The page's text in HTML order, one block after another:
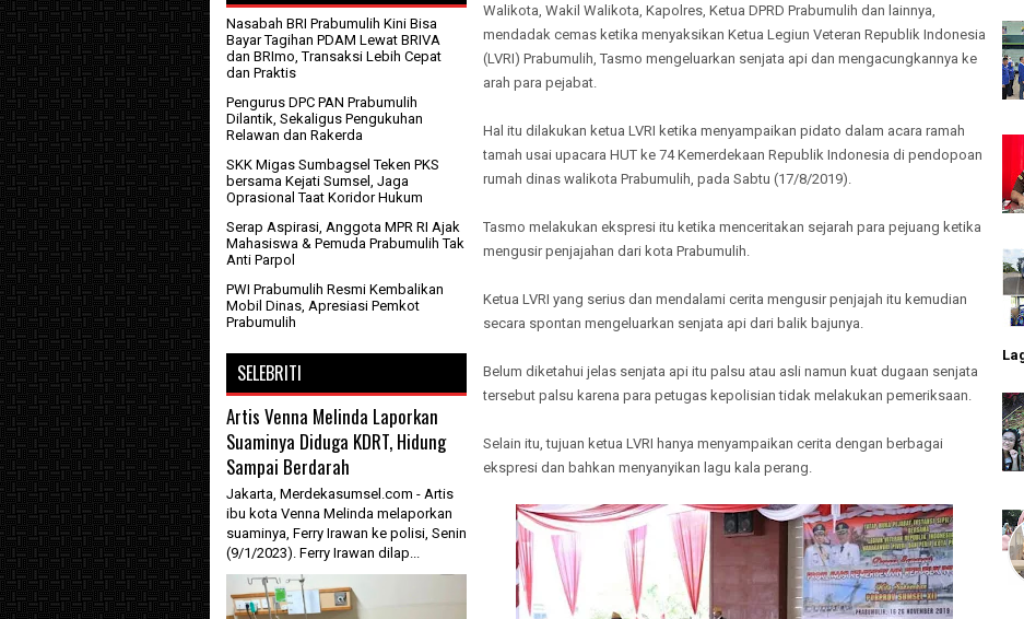
Walikota, Wakil Walikota, Kapolres, Ketua DPRD Prabumulih dan lainnya,
mendadak cemas ketika menyaksikan Ketua Legiun Veteran Republik Indonesia
(LVRI) Prabumulih, Tasmo mengeluarkan senjata api dan mengacungkannya ke
arah para pejabat.
Hal itu dilakukan ketua LVRI ketika menyampaikan pidato dalam acara ramah
tamah usai upacara HUT ke 74 Kemerdekaan Republik Indonesia di pendopoan
rumah dinas walikota Prabumulih, pada Sabtu (17/8/2019).
Tasmo melakukan ekspresi itu ketika menceritakan sejarah para pejuang ketika
mengusir penjajahan dari kota Prabumulih.
Ketua LVRI yang serius dan mendalami cerita mengusir penjajah itu kemudian
secara spontan mengeluarkan senjata api dari balik bajunya.
Belum diketahui jelas senjata api itu palsu atau asli namun kuat dugaan senjata
tersebut palsu karena para petugas kepolisian tidak melakukan pemeriksaan.
Selain itu, tujuan ketua LVRI hanya menyampaikan cerita dengan berbagai
ekspresi dan bahkan menyanyikan lagu kala perang.
Nasabah BRI Prabumulih Kini Bisa
Bayar Tagihan PDAM Lewat BRIVA
dan BRImo, Transaksi Lebih Cepat
dan Praktis
Pengurus DPC PAN Prabumulih
Dilantik, Sekaligus Pengukuhan
Relawan dan Rakerda
SKK Migas Sumbagsel Teken PKS
bersama Kejati Sumsel, Jaga
Oprasional Taat Koridor Hukum
Serap Aspirasi, Anggota MPR RI Ajak
Mahasiswa & Pemuda Prabumulih Tak
Anti Parpol
PWI Prabumulih Resmi Kembalikan
Mobil Dinas, Apresiasi Pemkot
Prabumulih
SELEBRITI
Artis Venna Melinda Laporkan
Suaminya Diduga KDRT, Hidung
Sampai Berdarah
Jakarta, Merdekasumsel.com - Artis
ibu kota Venna Melinda melaporkan
suaminya, Ferry Irawan ke polisi, Senin
(9/1/2023). Ferry Irawan dilap...